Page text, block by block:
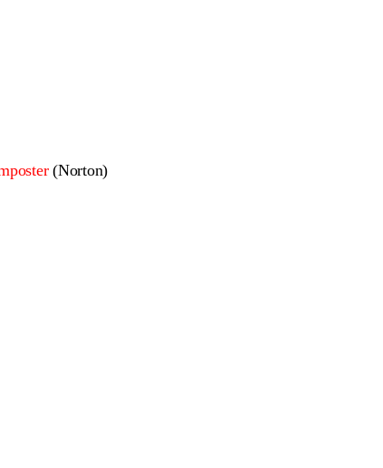
(Norton)